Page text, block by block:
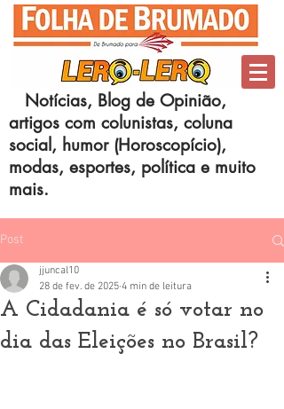
Notícias, Blog de Opinião,
artigos com colunistas, coluna
social, humor (Horoscopício),
modas, esportes, política e muito
mais.
Post
A Cidadania é só votar no
dia das Eleições no Brasil?
jjuncal10
28 de fev. de 2025 4 min de leitura